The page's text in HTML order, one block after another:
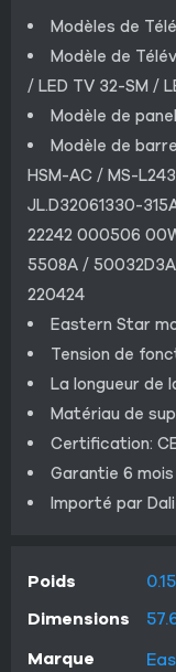
Modèles de
Modèle de
/ LED TV 32-SM /
Modèle de
Modèle de
HSM-AC / MS-
JL.D32061330-
22242 000506
5508A /
220424
Eastern Star
Tension de
La longueur de
Matériau de
Certification:
Garantie 6 mois
Importé par
Poids
Dimensions
Marque